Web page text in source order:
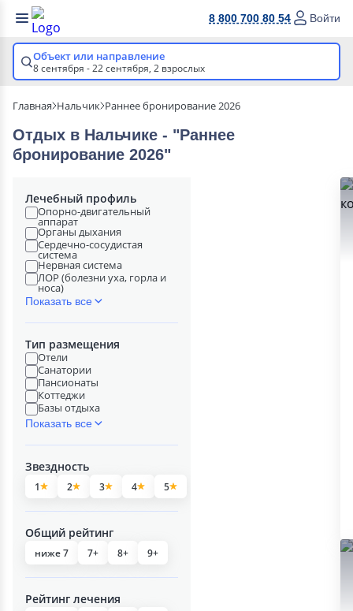
8 800 700 80 54 Войти
Объект или направление
8 сентября - 22 сентября, 2 взрослых
Главная Нальчик Раннее бронирование 2026
Отдых в Нальчике - "Раннее
бронирование 2026"
Лечебный профиль
Опорно-двигательный
аппарат
Органы дыхания
Сердечно-сосудистая
система
Нервная система
ЛОР (болезни уха, горла и
носа)
Показать все
Тип размещения
Отели
Санатории
Пансионаты
Коттеджи
Базы отдыха
Показать все
Звездность
1 2 3 4 5
Общий рейтинг
ниже 7 7+ 8+ 9+
Рейтинг лечения